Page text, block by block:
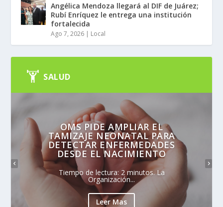
Angélica Mendoza llegará al DIF de Juárez;
Rubí Enríquez le entrega una institución
fortalecida
Ago 7, 2026 | Local
SALUD
OMS PIDE AMPLIAR EL
TAMIZAJE NEONATAL PARA
DETECTAR ENFERMEDADES
DESDE EL NACIMIENTO
Tiempo de lectura: 2 minutos. La
Organización...
Leer Mas